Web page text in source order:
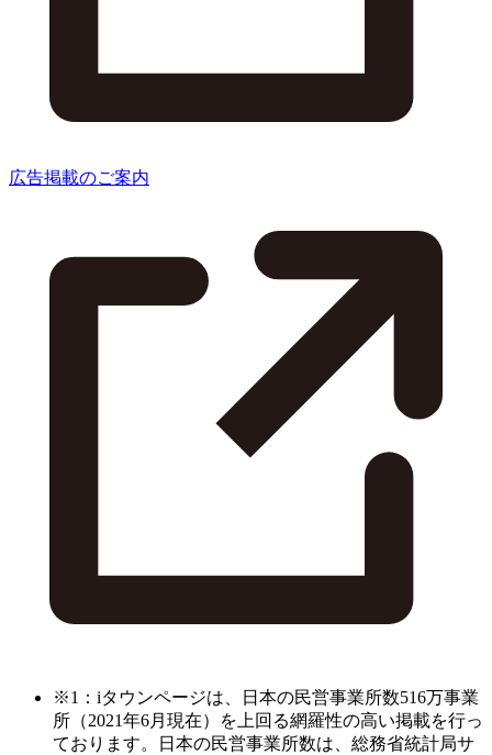
広告掲載のご案内
※1：iタウンページは、日本の民営事業所数516万事業
所（2021年6月現在）を上回る網羅性の高い掲載を行っ
ております。日本の民営事業所数は、総務省統計局サ